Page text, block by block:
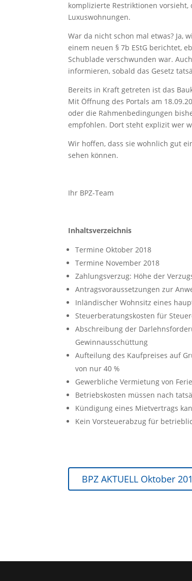
komplizierte Restriktionen
Luxuswohnungen.
War da nicht schon mal etwas? Ja,
einem neuen § 7b EStG berichtet,
Schublade verschwunden war.
informieren, sobald das Gesetz
Bereits in Kraft getreten ist das
Mit Öffnung des Portals am
oder die Rahmenbedingungen
empfohlen. Dort steht explizit wer
Wir hoffen, dass sie wohnlich gut
sehen können.
Ihr BPZ-Team
Inhaltsverzeichnis
Termine Oktober 2018
Termine November 2018
Zahlungsverzug: Höhe der
Antragsvoraussetzungen zur
Inländischer Wohnsitz eines
Steuerberatungskosten für
Abschreibung der
Gewinnausschüttung
Aufteilung des Kaufpreises auf
von nur 40 %
Gewerbliche Vermietung von
Betriebskosten müssen nach
Kündigung eines Mietvertrags
Kein Vorsteuerabzug für
BPZ AKTUELL Oktober